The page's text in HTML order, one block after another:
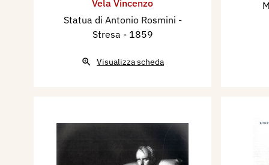
Vela Vincenzo
Statua di Antonio Rosmini -
Stresa - 1859
Visualizza scheda